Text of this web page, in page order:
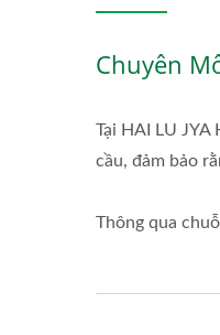
Chuyên
Tại HAI LU
cầu, đảm bảo
Thông qua